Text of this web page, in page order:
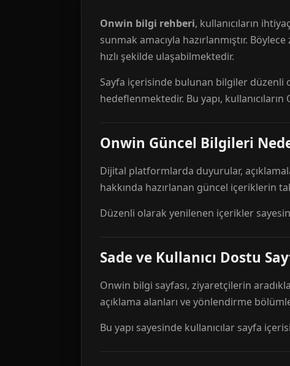
Onwin bilgi rehberi, kullanıcıların
sunmak amacıyla hazırlanmıştır.
hızlı şekilde ulaşabilmektedir.
Sayfa içerisinde bulunan bilgiler düzenli
hedeflenmektedir. Bu yapı,
Onwin Güncel Bilgileri
Dijital platformlarda duyurular,
hakkında hazırlanan güncel içeriklerin
Düzenli olarak yenilenen içerikler
Sade ve Kullanıcı Dostu
Onwin bilgi sayfası, ziyaretçilerin
açıklama alanları ve yönlendirme
Bu yapı sayesinde kullanıcılar sayfa